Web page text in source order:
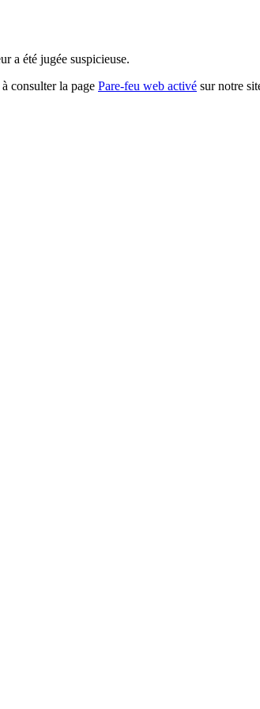
a été jugée suspicieuse.
consulter la page Pare-feu web activé sur notre